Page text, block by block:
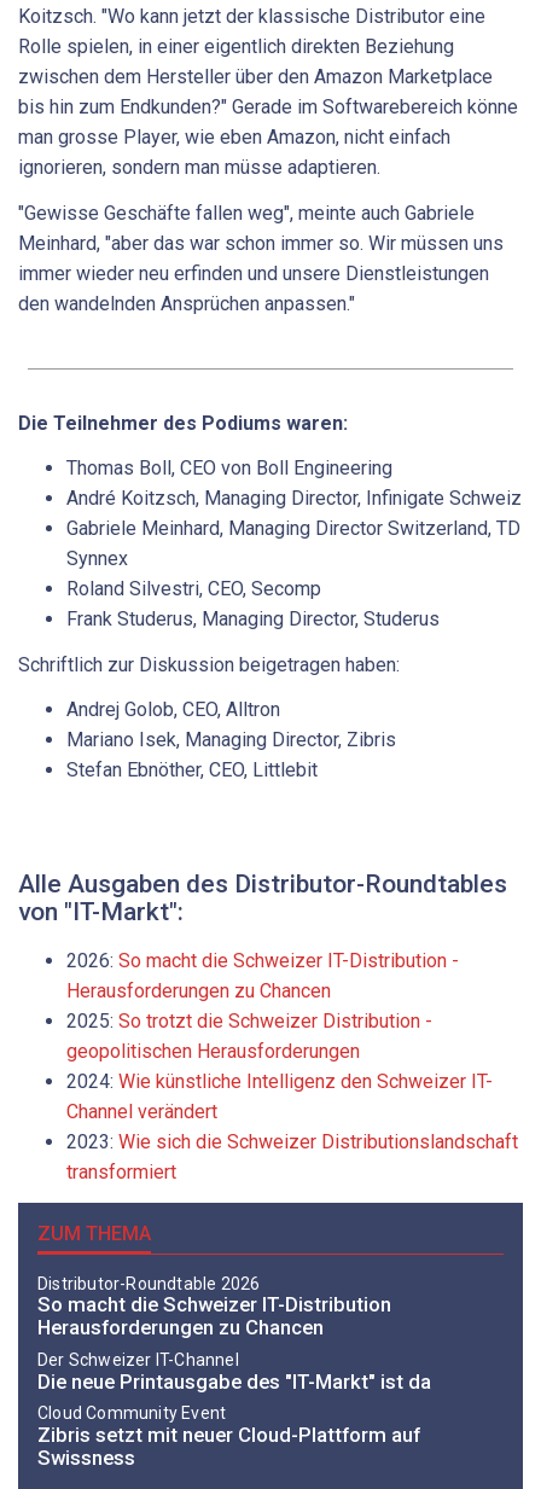
Koitzsch. "Wo kann jetzt der klassische Distributor eine
Rolle spielen, in einer eigentlich direkten Beziehung
zwischen dem Hersteller über den Amazon Marketplace
bis hin zum Endkunden?" Gerade im Softwarebereich könne
man grosse Player, wie eben Amazon, nicht einfach
ignorieren, sondern man müsse adaptieren.
"Gewisse Geschäfte fallen weg", meinte auch Gabriele
Meinhard, "aber das war schon immer so. Wir müssen uns
immer wieder neu erfinden und unsere Dienstleistungen
den wandelnden Ansprüchen anpassen."
Die Teilnehmer des Podiums waren:
Thomas Boll, CEO von Boll Engineering
André Koitzsch, Managing Director, Infinigate Schweiz
Gabriele Meinhard, Managing Director Switzerland, TD
Synnex
Roland Silvestri, CEO, Secomp
Frank Studerus, Managing Director, Studerus
Schriftlich zur Diskussion beigetragen haben:
Andrej Golob, CEO, Alltron
Mariano Isek, Managing Director, Zibris
Stefan Ebnöther, CEO, Littlebit
Alle Ausgaben des Distributor-Roundtables
von "IT-Markt":
2026: So macht die Schweizer IT-Distribution ­
Herausforderungen zu Chancen
2025: So trotzt die Schweizer Distribution ­
geopolitischen Herausforderungen
2024: Wie künstliche Intelligenz den Schweizer IT-
Channel verändert
2023: Wie sich die Schweizer Distributionslandschaft
transformiert
ZUM THEMA
Distributor-­Roundtable 2026
So macht die Schweizer IT-Distribution
Herausforderungen zu Chancen
Der Schweizer IT-Channel
Die neue Printausgabe des "IT-Markt" ist da
Cloud Community Event
Zibris setzt mit neuer Cloud-Plattform auf
Swissness